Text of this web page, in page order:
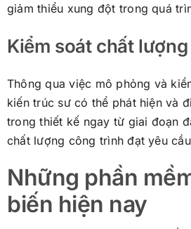
giảm thiểu xung đột trong quá
Kiểm soát chất lượng
Thông qua việc mô phỏng và
kiến trúc sư có thể phát hiện và
trong thiết kế ngay từ giai đoạn
chất lượng công trình đạt yêu
Những phần
biến hiện nay